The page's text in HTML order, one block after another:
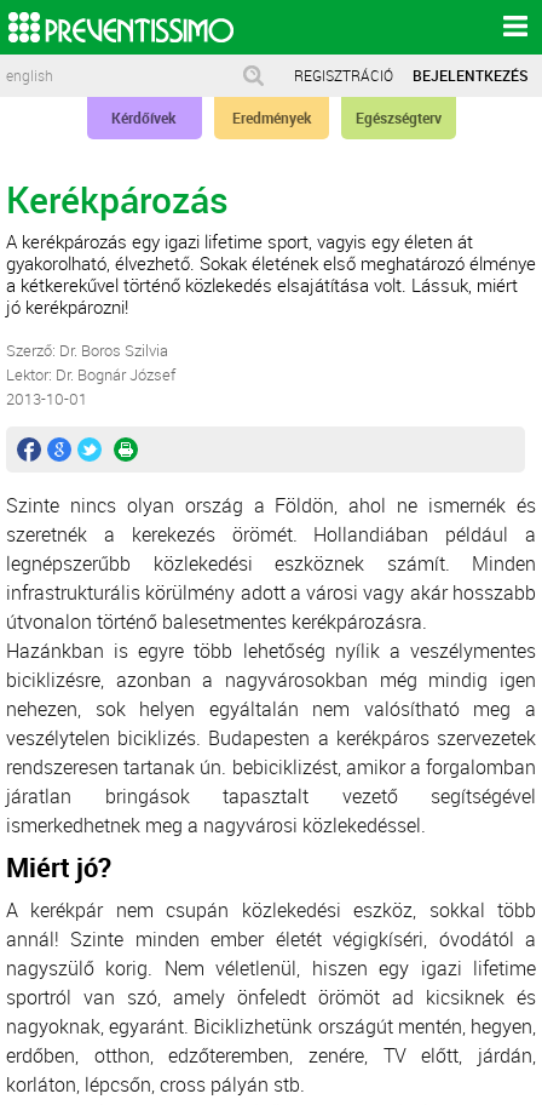
english REGISZTRÁCIÓ BEJELENTKEZÉS
Kérdőívek Eredmények Egészségterv
Kerékpározás
A kerékpározás egy igazi lifetime sport, vagyis egy életen át
gyakorolható, élvezhető. Sokak életének első meghatározó élménye
a kétkerekűvel történő közlekedés elsajátítása volt. Lássuk, miért
jó kerékpározni!
Szerző: Dr. Boros Szilvia
Lektor: Dr. Bognár József
2013-10-01
Szinte nincs olyan ország a Földön, ahol ne ismernék és
szeretnék a kerekezés örömét. Hollandiában például a
legnépszerűbb közlekedési eszköznek számít. Minden
infrastrukturális körülmény adott a városi vagy akár hosszabb
útvonalon történő balesetmentes kerékpározásra.
Hazánkban is egyre több lehetőség nyílik a veszélymentes
biciklizésre, azonban a nagyvárosokban még mindig igen
nehezen, sok helyen egyáltalán nem valósítható meg a
veszélytelen biciklizés. Budapesten a kerékpáros szervezetek
rendszeresen tartanak ún. bebiciklizést, amikor a forgalomban
járatlan bringások tapasztalt vezető segítségével
ismerkedhetnek meg a nagyvárosi közlekedéssel.
Miért jó?
A kerékpár nem csupán közlekedési eszköz, sokkal több
annál! Szinte minden ember életét végigkíséri, óvodától a
nagyszülő korig. Nem véletlenül, hiszen egy igazi lifetime
sportról van szó, amely önfeledt örömöt ad kicsiknek és
nagyoknak, egyaránt. Biciklizhetünk országút mentén, hegyen,
erdőben, otthon, edzőteremben, zenére, TV előtt, járdán,
korláton, lépcsőn, cross pályán stb.